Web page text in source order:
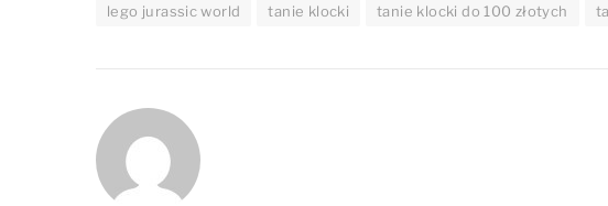
lego jurassic world
tanie klocki tanie klocki do 100 złotych